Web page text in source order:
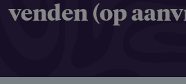
venden (op